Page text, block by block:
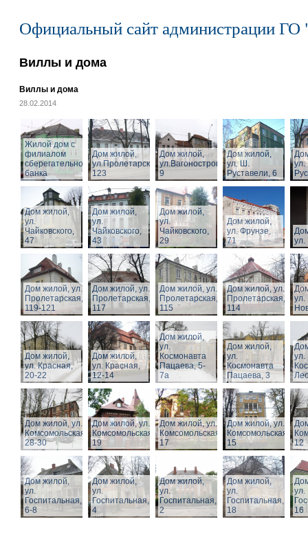
Официальный сайт администрации ГО
Виллы и дома
Виллы и дома
28.02.2014
Жилой дом с
филиалом
сберегательного
банка
Дом жилой,
ул.Пролетарская,
123
Дом жилой,
ул.Вагоностроительная,
9
Дом жилой,
ул. Ш.
Руставели, 6
Дом жилой,
ул.
Чайковского,
47
Дом жилой,
ул.
Чайковского,
43
Дом жилой,
ул.
Чайковского,
29
Дом жилой,
ул. Фрунзе,
71
ул.
Дом жилой, ул.
Пролетарская,
119-121
Дом жилой, ул.
Пролетарская,
117
Дом жилой, ул.
Пролетарская,
115
Дом жилой, ул.
Пролетарская,
114
Дом жилой,
ул. Красная,
20-22
Дом жилой,
ул. Красная,
12-14
Дом жилой,
ул.
Космонавта
Пацаева, 5-
7а
Дом жилой,
ул.
Космонавта
Пацаева, 3
ул.
Дом жилой, ул.
Комсомольская,
28-30
Дом жилой, ул.
Комсомольская,
19
Дом жилой, ул.
Комсомольская,
17
Дом жилой, ул.
Комсомольская,
15
12
Дом жилой,
ул.
Госпитальная,
6-8
Дом жилой,
ул.
Госпитальная,
4
Дом жилой,
ул.
Госпитальная,
2
Дом жилой,
ул.
Госпитальная,
18
ул.
16